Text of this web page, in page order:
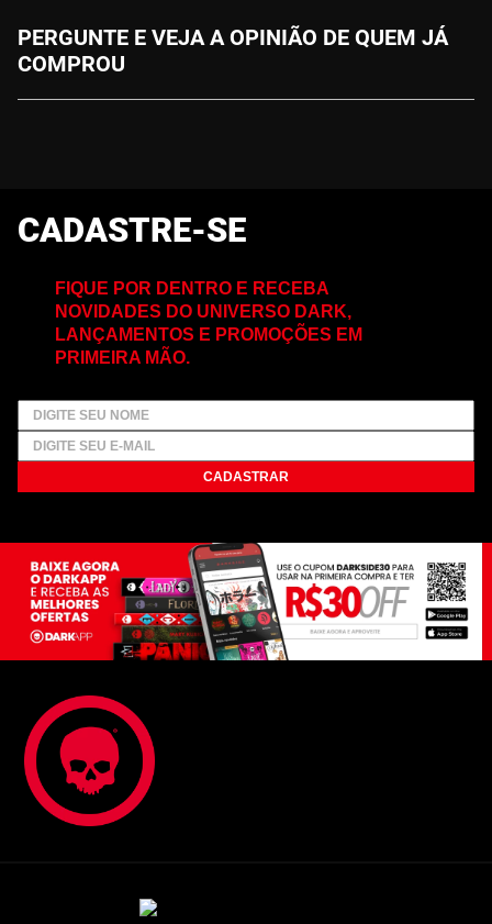
PERGUNTE E VEJA A OPINIÃO DE QUEM JÁ
COMPROU
CADASTRE-SE
FIQUE POR DENTRO E RECEBA
NOVIDADES DO UNIVERSO DARK,
LANÇAMENTOS E PROMOÇÕES EM
PRIMEIRA MÃO.
CADASTRAR